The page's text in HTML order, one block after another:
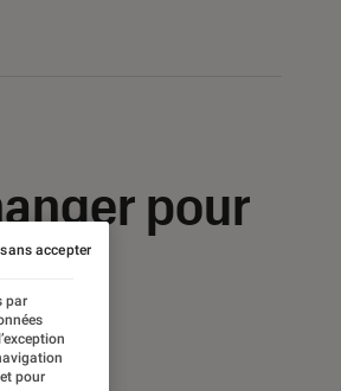
pour
par
pour
accepter